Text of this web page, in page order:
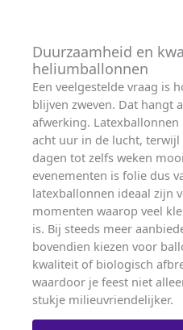
Duurzaamheid en
heliumballonnen
Een veelgestelde vraag is
blijven zweven. Dat hangt
afwerking.
acht uur in de lucht,
dagen tot zelfs weken
evenementen is folie dus
latexballonnen ideaal zijn
momenten waarop veel
is. Bij steeds meer
bovendien kiezen voor
kwaliteit of biologisch
waardoor je feest niet
stukje milieuvriendelijker.